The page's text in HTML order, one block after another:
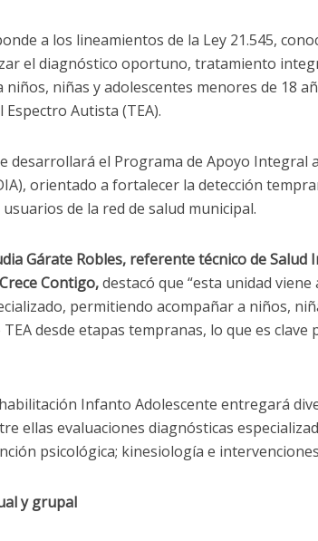
a los lineamientos de la Ley 21.545,
el diagnóstico oportuno, tratamiento
niñas y adolescentes menores de 18
Autista (TEA).
desarrollará el Programa de Apoyo Integral
orientado a fortalecer la detección
de la red de salud municipal.
Gárate Robles, referente técnico de Salud
Contigo,destacó que “esta unidad
permitiendo acompañar a niños,
desde etapas tempranas, lo que es
Infanto Adolescente entregará
ellas evaluaciones diagnósticas
psicológica; kinesiología e
y grupal